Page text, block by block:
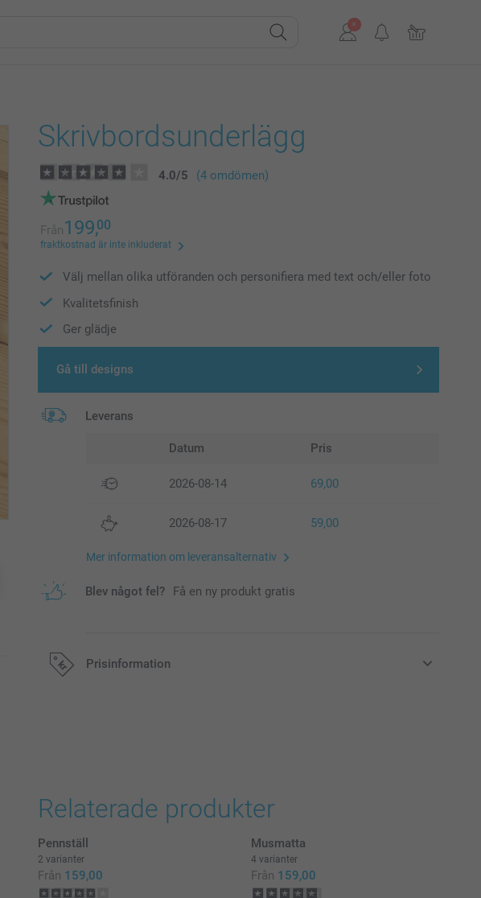
Skrivbordsunderlägg
4.0/5 (4 omdömen)
Från199,00
fraktkostnad är inte inkluderat
Välj mellan olika utföranden och personifiera med text och/eller foto
Kvalitetsfinish
Ger glädje
Gå till designs
Leverans
Datum Pris
2026-08-14 69,00
2026-08-17 59,00
Mer information om leveransalternativ
Blev något fel? Få en ny produkt gratis
Prisinformation
Relaterade produkter
Pennställ
2 varianter
Från 159,00
Musmatta
4 varianter
Från 159,00